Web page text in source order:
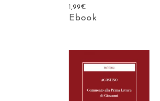
1,99€
Ebook